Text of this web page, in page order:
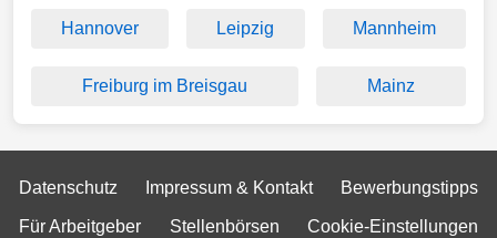
Hannover Leipzig Mannheim
Freiburg im Breisgau Mainz
Datenschutz Impressum & Kontakt Bewerbungstipps
Für Arbeitgeber Stellenbörsen Cookie-Einstellungen